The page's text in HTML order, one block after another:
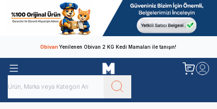
ObivanYenilenen Obivan 2 KG Kedi Mamaları ile tanışın!